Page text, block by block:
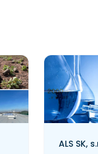
ALS SK,